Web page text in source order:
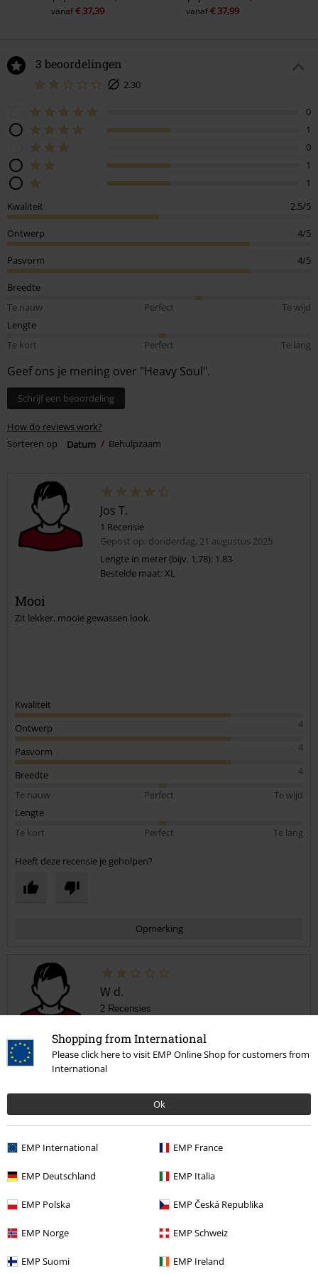
Shopping from International
Please click here to visit EMP Online Shop for customers from
International
Ok
EMP International EMP France
EMP Deutschland EMP Italia
EMP Polska EMP Česká Republika
EMP Norge EMP Schweiz
EMP Suomi EMP Ireland
vanaf€ 37,39 vanaf€ 37,99
3 beoordelingen
2.30
0
1
0
1
1
Kwaliteit
2.5/5
Ontwerp 4/5
Pasvorm 4/5
Breedte
Te nauw
Perfect
Te wijd
Lengte
Te kort
Perfect Te lang
Geef ons je mening over "Heavy Soul".
Schrijf een beoordeling
How do reviews work?
Sorteren op
Datum Behulpzaam
Jos T.
1 Recensie
Gepost op: donderdag, 21 augustus 2025
Lengte in meter (bijv. 1,78): 1.83
Bestelde maat: XL
Mooi
Zit lekker, mooie gewassen look.
Kwaliteit
4
Ontwerp
4
Pasvorm
4
Breedte
Te nauw
Perfect
Te wijd
Lengte
Te kort
Perfect Te lang
Heeft deze recensie je geholpen?
Opmerking
Commentaar versturen
W d.
2 Recensies
Foto's teveel opgeleukt. Saaier in het echt.
Op de afbeeldingen hier op de site ziet het shirt er
het gewoon een effen grijs shirt, zonder die leuke verkleuringen.
Geverifieerde recensie
Opmerking